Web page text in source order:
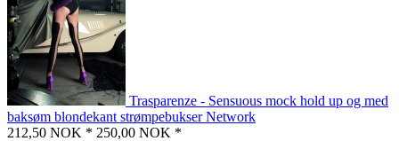
Trasparenze - Sensuous mock hold up og med
baksøm blondekant strømpebukser Network
212,50 NOK * 250,00 NOK *